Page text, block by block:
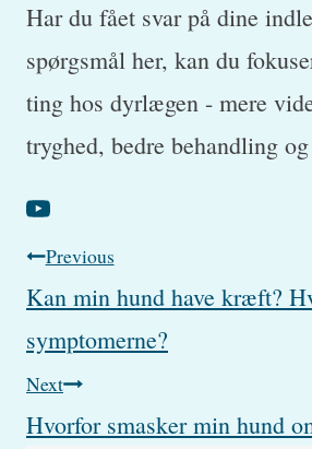
Har du fået svar på dine
spørgsmål her, kan du
ting hos dyrlægen - mere
tryghed, bedre behandling
Post
navigation
Previous
Kan min hund have kræft?
symptomerne?
Next
Hvorfor smasker min hund